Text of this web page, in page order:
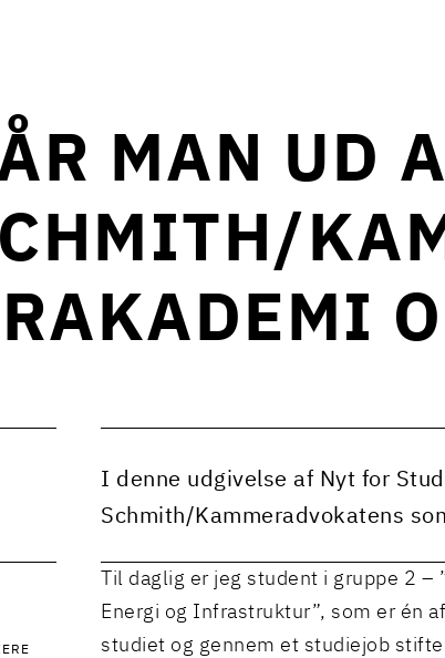
MAN UD
I denne udgivelse af Nyt for
Schmith/Kammeradvokatens
Til daglig er jeg student i gruppe 2 –
Energi og Infrastruktur”, som er én
studiet og gennem et studiejob